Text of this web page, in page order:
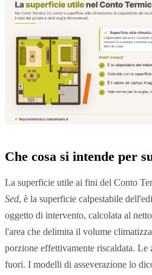
Che cosa si intende per
La superficie utile ai fini del Conto
Sed, è la superficie calpestabile
oggetto di intervento, calcolata al
l'area che delimita il volume
porzione effettivamente riscaldata. Le
fuori. I modelli di asseverazione lo